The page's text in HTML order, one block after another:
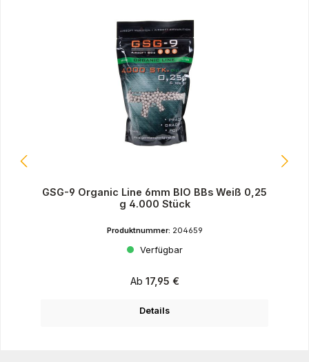
GSG-9 Organic Line 6mm BIO BBs Weiß 0,25
g 4.000 Stück
Produktnummer: 204659
Verfügbar
Regulärer Preis:
Ab 17,95 €
Details